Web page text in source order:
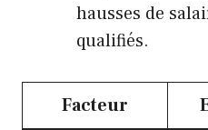
hausses de
qualifiés.
Facteur